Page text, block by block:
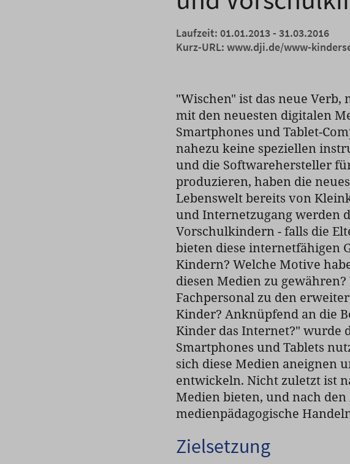
Laufzeit: 01.01.2013 - 31.03.2016
Kurz-URL: www.dji.de/www-
"Wischen" ist das neue
mit den neuesten digitalen
Smartphones und Tablet-
nahezu keine speziellen
und die Softwarehersteller
produzieren, haben die
Lebenswelt bereits von
und Internetzugang werden
Vorschulkindern - falls die
bieten diese internetfähigen
Kindern? Welche Motive
diesen Medien zu
Fachpersonal zu den
Kinder? Anknüpfend an die
Kinder das Internet?" wurde
Smartphones und Tablets
sich diese Medien aneignen
entwickeln. Nicht zuletzt ist
Medien bieten, und nach
medienpädagogische
Zielsetzung